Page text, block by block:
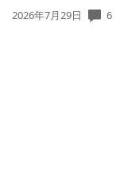
公
2026年7月29日 6